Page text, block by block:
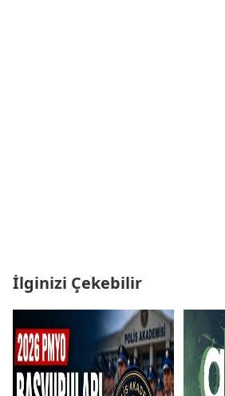
İlginizi Çekebilir